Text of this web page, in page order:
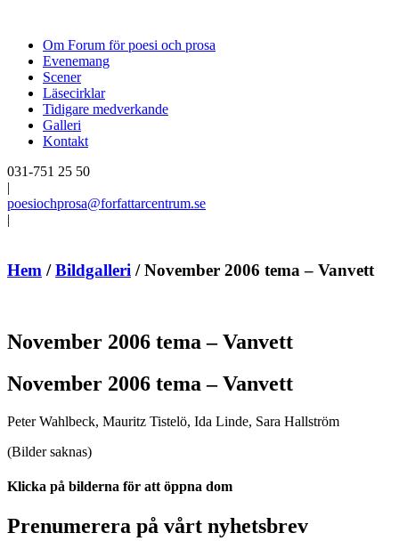
Om Forum för poesi och prosa
Evenemang
Scener
Läsecirklar
Tidigare medverkande
Galleri
Kontakt
031-751 25 50
|
poesiochprosa@forfattarcentrum.se
|
Hem /Bildgalleri /November 2006 tema – Vanvett
November 2006 tema – Vanvett
November 2006 tema – Vanvett
Peter Wahlbeck, Mauritz Tistelö, Ida Linde, Sara Hallström
(Bilder saknas)
Klicka på bilderna för att öppna dom
Prenumerera på vårt nyhetsbrev